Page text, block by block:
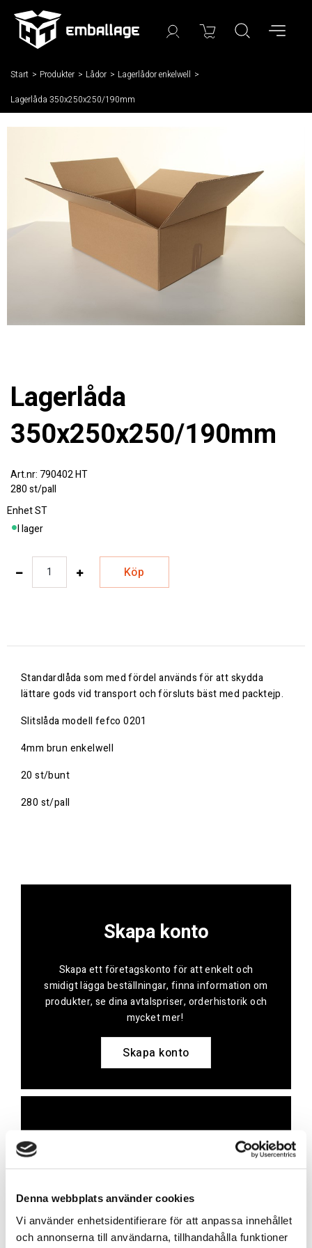
Denna webbplats använder cookies
Vi använder enhetsidentifierare för att anpassa innehållet
och annonserna till användarna, tillhandahålla funktioner
Start / Produkter / Lådor / Lagerlådor enkelwell /
Lagerlåda 350x250x250/190mm
Lagerlåda
350x250x250/190mm
790402 HT
280 st/pall
EnhetST
I lager
Köp
Standardlåda som med fördel används för att skydda
lättare gods vid transport och försluts bäst med packtejp.
Slitslåda modell fefco 0201
4mm brun enkelwell
20 st/bunt
280 st/pall
Skapa konto
Skapa ett företagskonto för att enkelt och
smidigt lägga beställningar, finna information om
produkter, se dina avtalspriser, orderhistorik och
mycket mer!
Skapa konto
Vi finns här för dig!
Vår kundtjänst är tillgänglig Mån – Fre: 07:30 –
16:30